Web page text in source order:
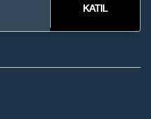
KATIL